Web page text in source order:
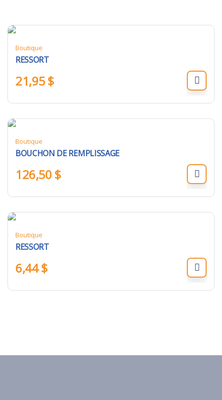
Boutique
RESSORT
21,95$
Boutique
BOUCHON DE REMPLISSAGE
126,50 $
Boutique
RESSORT
6,44$